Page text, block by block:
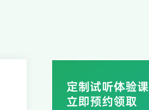
定制试听体验课
立即预约领取